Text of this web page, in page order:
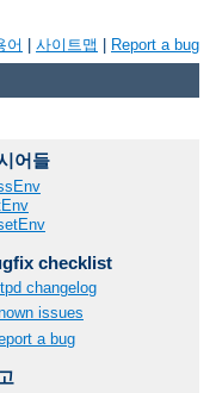
어 사이트맵 Report a bug
어들
checklist
changelog
issues
a bug